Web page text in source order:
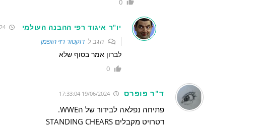
0
יו"ר איגוד רפי ההבנה העולמי 19/06/2024 22:29:16
הגב לדוקטור רזי הופמן
לברון אמר בסוף שלא
0
ד"ר פופרס
פתיחה נפלאה לבידור של הWWE.
דטרויט מקבלים STANDING CHEARS